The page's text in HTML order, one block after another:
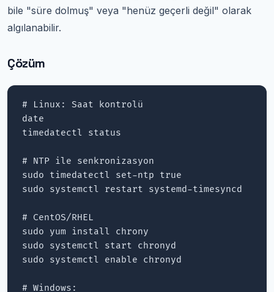
bile "süre dolmuş" veya "henüz geçerli değil" olarak
algılanabilir.
Çözüm
# Linux: Saat kontrolü
date
timedatectl status
# NTP ile senkronizasyon
sudo timedatectl set-ntp true
sudo systemctl restart systemd-timesyncd
# CentOS/RHEL
sudo yum install chrony
sudo systemctl start chronyd
sudo systemctl enable chronyd
# Windows: